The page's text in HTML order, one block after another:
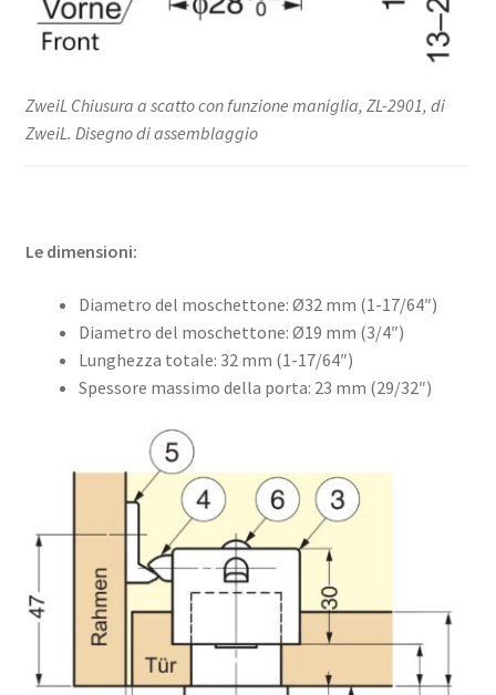
ZweiL Chiusura a scatto con funzione maniglia, ZL-2901, di
ZweiL. Disegno di assemblaggio
Le dimensioni:
Diametro del moschettone: Ø32 mm (1-17/64″)
Diametro del moschettone: Ø19 mm (3/4″)
Lunghezza totale: 32 mm (1-17/64″)
Spessore massimo della porta: 23 mm (29/32″)